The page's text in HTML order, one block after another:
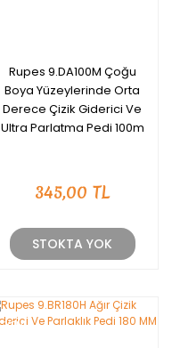
Rupes 9.DA100M Çoğu
Boya Yüzeylerinde Orta
Derece Çizik Giderici Ve
Ultra Parlatma Pedi 100m
345,00 TL
STOKTA YOK
YENİ